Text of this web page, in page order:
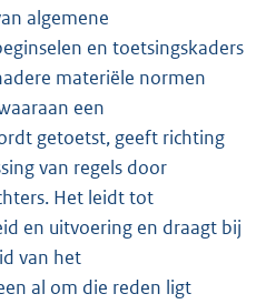
algemene
en toetsingskaders
materiële normen
een
getoetst, geeft richting
van regels door
Het leidt tot
en uitvoering en draagt bij
van het
al om die reden ligt